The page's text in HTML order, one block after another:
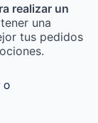
realizar un
una
tus pedidos